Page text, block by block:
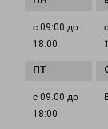
с 09:00 до
18:00
с 09:00 до
18:00